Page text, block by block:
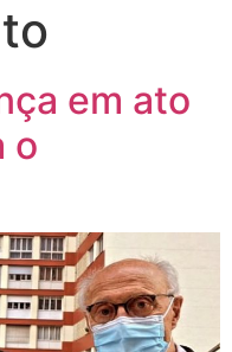
em ato
o